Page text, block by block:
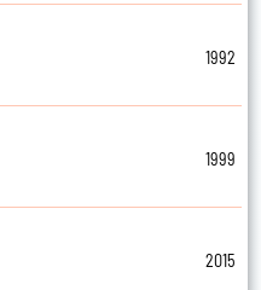
1992
1999
2015